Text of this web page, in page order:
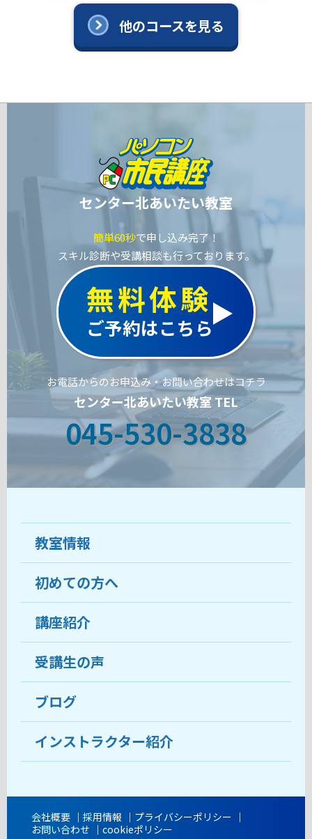
他のコースを見る
センター北あいたい教室
簡単60秒で申し込み完了！
スキル診断や受講相談も行っております。
無料体験
ご予約はこちら
お電話からのお申込み・お問い合わせはコチラ
センター北あいたい教室 TEL
045-530-3838
教室情報
教室について
受講生の声
おすすめ・人気の講座
目的から講座を探す
教室ブログ
初めての方へ
ココがおすすめ
料金
受講までの流れ
よくあるご質問
講座紹介
受講生の声
ブログ
インストラクター紹介
会社概要 採用情報
プライバシーポリシー
お問い合わせ
cookieポリシー